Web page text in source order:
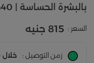
بالبشرة الحساسة | 40مل
السعر : 815 جنيه
زمن التوصيل : خلال 30-60 دقيقة